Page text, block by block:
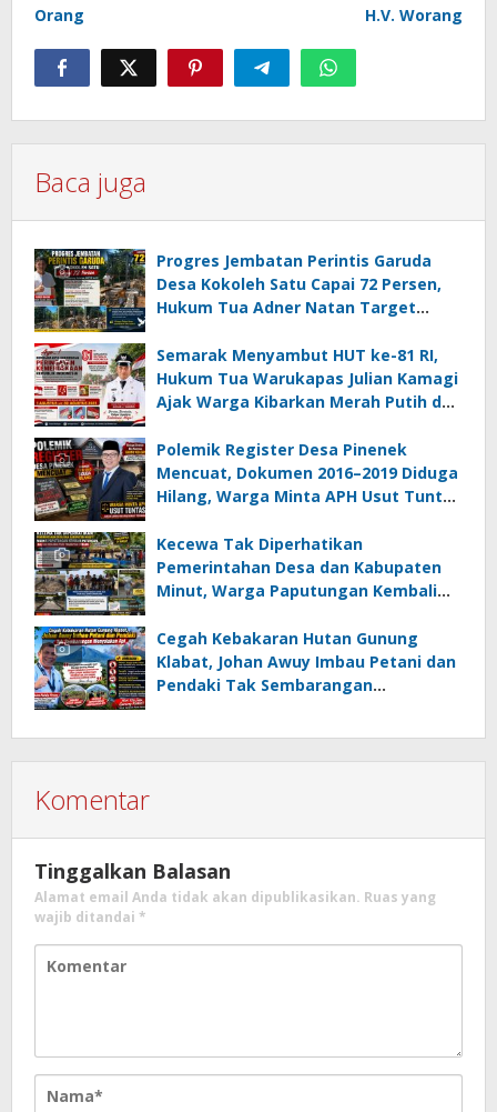
Orang
H.V. Worang
Baca juga
Progres Jembatan Perintis Garuda
Desa Kokoleh Satu Capai 72 Persen,
Hukum Tua Adner Natan Target
Semarak Menyambut HUT ke-81 RI,
Hukum Tua Warukapas Julian Kamagi
Ajak Warga Kibarkan Merah Putih dan
Polemik Register Desa Pinenek
Mencuat, Dokumen 2016–2019 Diduga
Hilang, Warga Minta APH Usut Tuntas
Kumtua HK
Kecewa Tak Diperhatikan
Pemerintahan Desa dan Kabupaten
Minut, Warga Paputungan Kembali
Tambatan Perahu
Cegah Kebakaran Hutan Gunung
Klabat, Johan Awuy Imbau Petani dan
Pendaki Tak Sembarangan
Komentar
Tinggalkan Balasan
Alamat email Anda tidak akan dipublikasikan. Ruas yang
wajib ditandai *